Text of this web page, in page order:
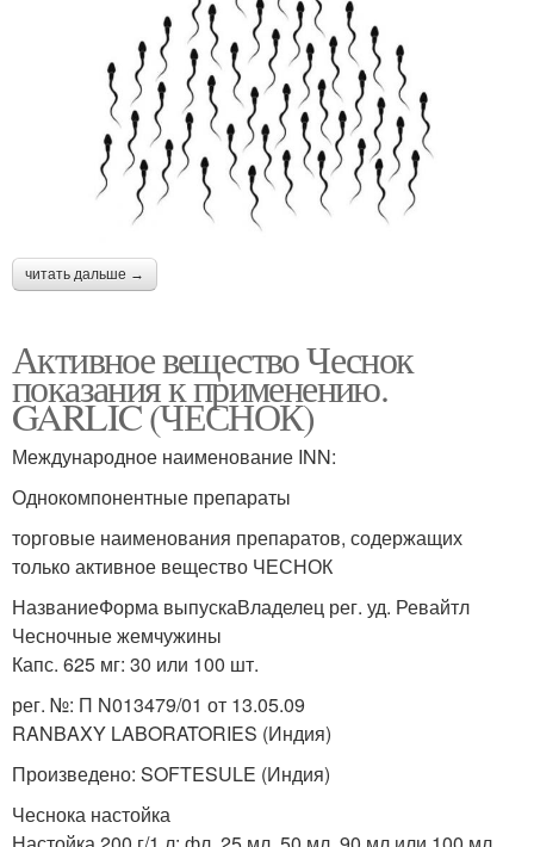
читать дальше →
Активное вещество Чеснок
показания к применению.
GARLIC (ЧЕСНОК)
Международное наименование INN:
Однокомпонентные препараты
торговые наименования препаратов, содержащих
только активное вещество ЧЕСНОК
НазваниеФорма выпускаВладелец рег. уд. Ревайтл
Чесночные жемчужины
Капс. 625 мг: 30 или 100 шт.
рег. №: П N013479/01 от 13.05.09
RANBAXY LABORATORIES (Индия)
Произведено: SOFTESULE (Индия)
Чеснока настойка